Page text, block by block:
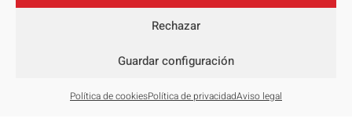
Rechazar
Guardar configuración
Política de cookiesPolítica de privacidadAviso legal
Política de privacidad